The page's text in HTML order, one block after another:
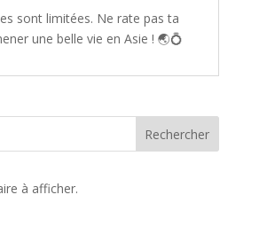
sont limitées. Ne rate pas ta
une belle vie en Asie ! 🌏💍
Rechercher
à afficher.